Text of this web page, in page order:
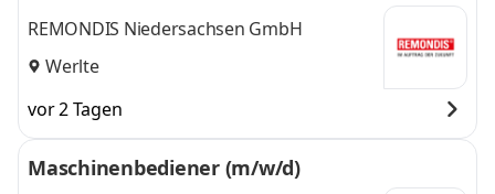
REMONDIS Niedersachsen GmbH
Werlte
vor 2 Tagen
Maschinenbediener (m/w/d)